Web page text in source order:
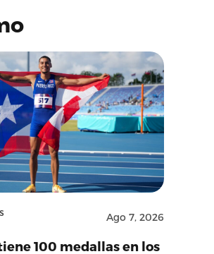
Ago 7, 2026
100 medallas en los